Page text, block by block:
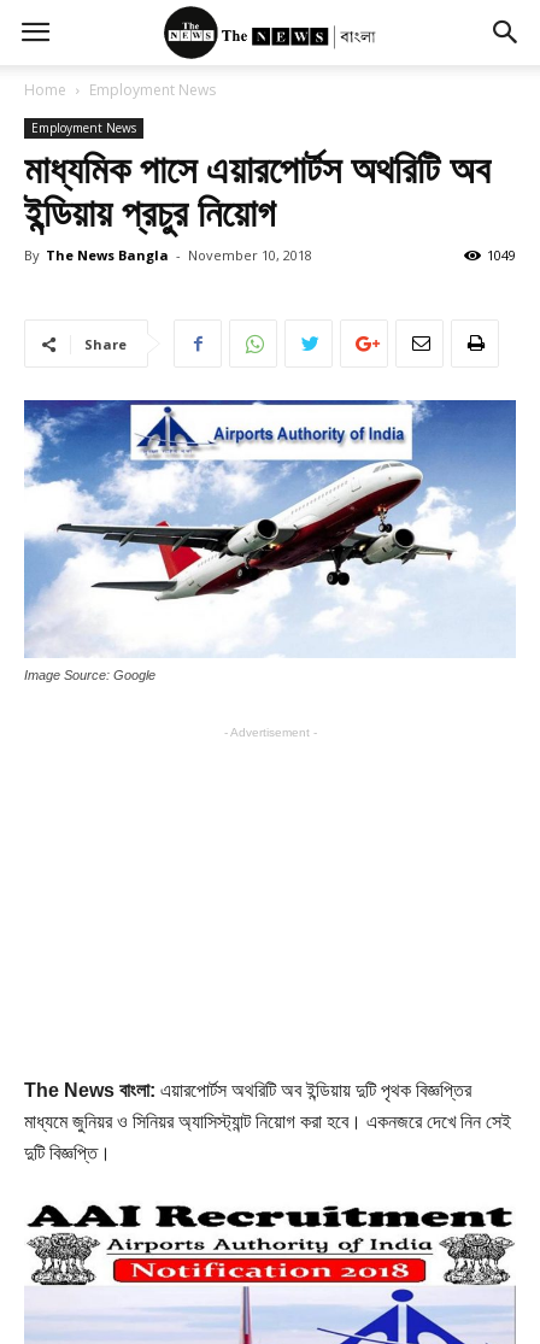
Home Employment News
Employment News
মাধ্যমিক পাসে এয়ারপোর্টস অথরিটি অব
ইন্ডিয়ায় প্রচুর নিয়োগ
By The News Bangla - November 10, 2018 1049
Share
Image Source: Google
- Advertisement -
The News বাংলা: এয়ারপোর্টস অথরিটি অব ইন্ডিয়ায় দুটি পৃথক বিজ্ঞপ্তির
মাধ্যমে জুনিয়র ও সিনিয়র অ্যাসিস্ট্যান্ট নিয়োগ করা হবে। একনজরে দেখে নিন সেই
দুটি বিজ্ঞপ্তি।